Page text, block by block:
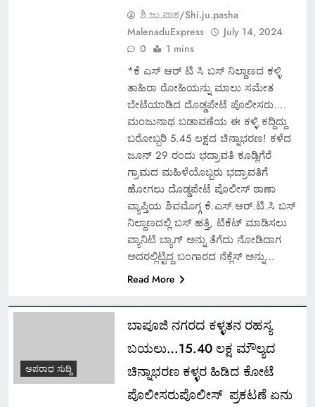
ಶಿ.ಜು.ಪಾಶ/Shi.ju.pasha
MalenaduExpress
July 14, 2024
0
1 mins
*ಕೆ ಎಸ್ ಆರ್ ಟಿ ಸಿ ಬಸ್ ನಿಲ್ದಾಣದ ಕಳ್ಳಿ
ತಾಹಿರಾ ರೋಹಿಯನ್ನು ಮಾಲು ಸಮೇತ
ಬೇಟೆಯಾಡಿದ ದೊಡ್ಡಪೇಟೆ ಪೊಲೀಸರು….
ಮಂಜುನಾಥ ಬಡಾವಣೆಯ ಈ ಕಳ್ಳಿ ಕದ್ದಿದ್ದು
ಬರೋಬ್ಬರಿ 5.45 ಲಕ್ಷದ ಚಿನ್ನಾಭರಣ! ಕಳೆದ
ಜೂನ್ 29 ರಂದು ಭದ್ರಾವತಿ ಕೂಡ್ಲಿಗೆರೆ
ಗ್ರಾಮದ ಮಹಿಳೆಯೊಬ್ಬರು ಭದ್ರಾವತಿಗೆ
ಹೋಗಲು ದೊಡ್ಡಪೇಟೆ ಪೊಲೀಸ್ ಠಾಣಾ
ವ್ಯಾಪ್ತಿಯ ಶಿವಮೊಗ್ಗ ಕೆ.ಎಸ್.ಆರ್.ಟಿ.ಸಿ ಬಸ್
ನಿಲ್ದಾಣದಲ್ಲಿ ಬಸ್ ಹತ್ತಿ, ಟಿಕೆಟ್ ಮಾಡಿಸಲು
ವ್ಯಾನಿಟಿ ಬ್ಯಾಗ್ ಅನ್ನು ತೆಗೆದು ನೋಡಿದಾಗ
ಅದರಲ್ಲಿಟ್ಟಿದ್ದ ಬಂಗಾರದ ನೆಕ್ಲೆಸ್ ಅನ್ನು…
Read More
ಅಪರಾಧ ಸುದ್ದಿ
ಬಾಪೂಜಿ ನಗರದ ಕಳ್ಳತನ ರಹಸ್ಯ
ಬಯಲು…15.40 ಲಕ್ಷ ಮೌಲ್ಯದ
ಚಿನ್ನಾಭರಣ ಕಳ್ಳರ ಹಿಡಿದ ಕೋಟೆ
ಪೊಲೀಸರುಪೊಲೀಸ್ ಪ್ರಕಟಣೆ ಏನು